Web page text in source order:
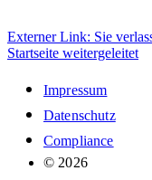
Externer Link: Sie
Startseite weitergeleitet
Impressum
Datenschutz
Compliance
© 2026